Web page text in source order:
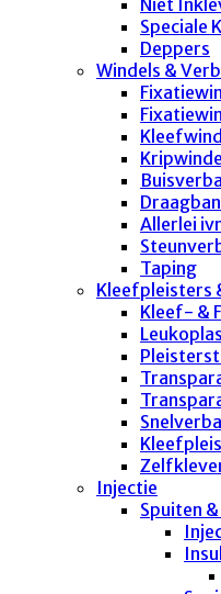
Speciale
Deppers
Windels &
Allerlei
Taping
Kleefpleisters
Kleef- &
Injectie
Spuiten